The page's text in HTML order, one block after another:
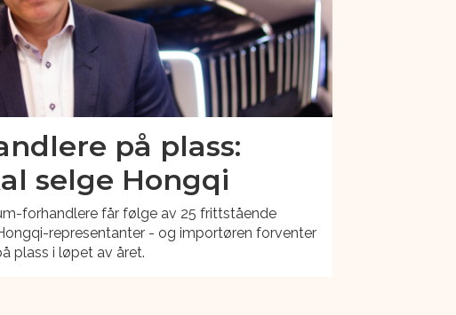
på plass:
selge Hongqi
forhandlere får følge av 25 frittstående
representanter - og importøren forventer
plass i løpet av året.